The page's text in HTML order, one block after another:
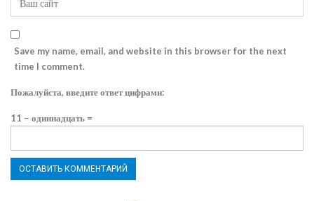
Save my name, email, and website in this browser for the next
time I comment.
Пожалуйста, введите ответ цифрами:
11 − одиннадцать =